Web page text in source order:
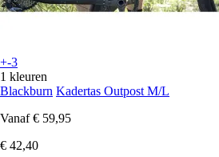
+-3
1 kleuren
Blackburn Kadertas Outpost M/L
Vanaf € 59,95
€ 42,40